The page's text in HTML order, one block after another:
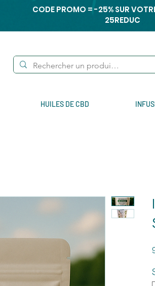
CODE PROMO = -25% SUR
25REDUC
HUILES DE CBD